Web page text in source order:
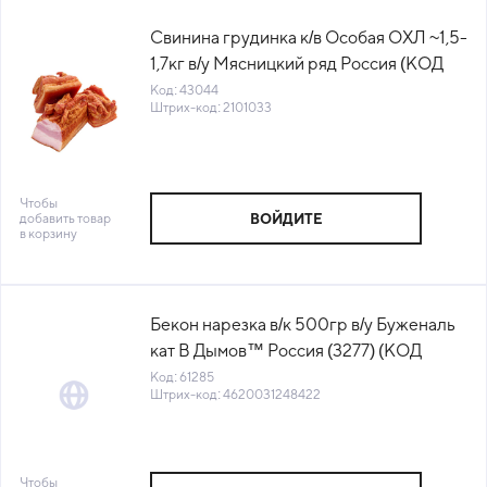
Свинина грудинка к/в Особая ОХЛ ~1,5-
1,7кг в/у Мясницкий ряд Россия (КОД
43044) (0°С)
Код: 43044
Штрих-код: 2101033
Чтобы
добавить товар
в корзину
ВОЙДИТЕ
Бекон нарезка в/к 500гр в/у Буженаль
кат В Дымов™ Россия (3277) (КОД
61285) (-18°С)
Код: 61285
Штрих-код: 4620031248422
Чтобы